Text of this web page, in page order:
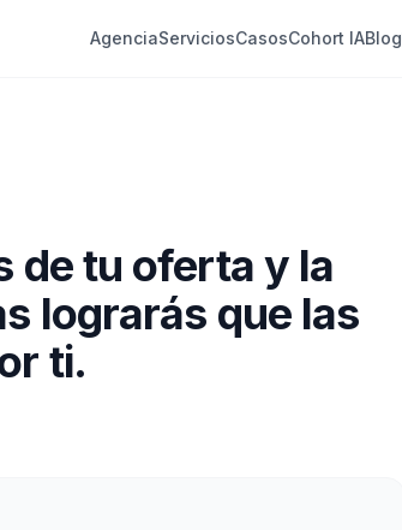
AgenciaServiciosCasosCohort IABlog
de tu oferta y la
lograrás que las
ti.